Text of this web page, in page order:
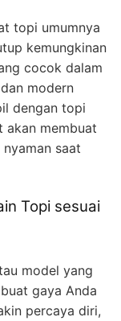
topi umumnya
kemungkinan
cocok dalam
modern
dengan topi
akan membuat
saat
Topi sesuai
model yang
gaya Anda
percaya diri,